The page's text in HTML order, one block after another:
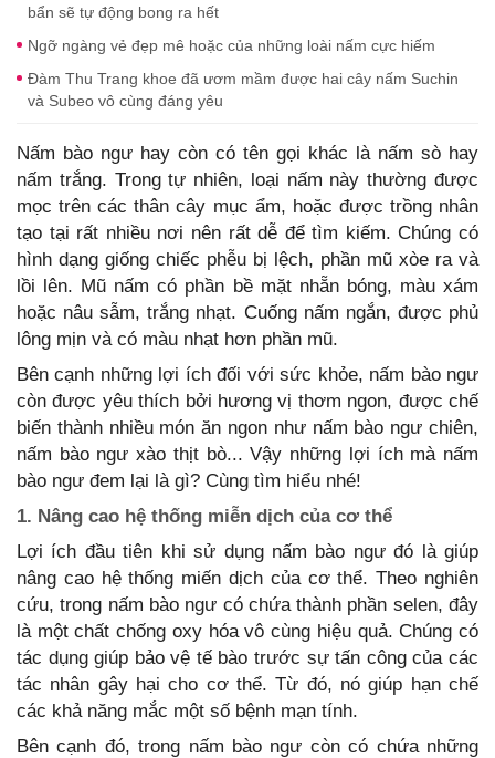
bẩn sẽ tự động bong ra hết
Ngỡ ngàng vẻ đẹp mê hoặc của những loài nấm cực hiếm
Đàm Thu Trang khoe đã ươm mầm được hai cây nấm Suchin
và Subeo vô cùng đáng yêu
Nấm bào ngư hay còn có tên gọi khác là nấm sò hay
nấm trắng. Trong tự nhiên, loại nấm này thường được
mọc trên các thân cây mục ẩm, hoặc được trồng nhân
tạo tại rất nhiều nơi nên rất dễ để tìm kiếm. Chúng có
hình dạng giống chiếc phễu bị lệch, phần mũ xòe ra và
lồi lên. Mũ nấm có phần bề mặt nhẵn bóng, màu xám
hoặc nâu sẫm, trắng nhạt. Cuống nấm ngắn, được phủ
lông mịn và có màu nhạt hơn phần mũ.
Bên cạnh những lợi ích đối với sức khỏe, nấm bào ngư
còn được yêu thích bởi hương vị thơm ngon, được chế
biến thành nhiều món ăn ngon như nấm bào ngư chiên,
nấm bào ngư xào thịt bò... Vậy những lợi ích mà nấm
bào ngư đem lại là gì? Cùng tìm hiểu nhé!
1. Nâng cao hệ thống miễn dịch của cơ thể
Lợi ích đầu tiên khi sử dụng nấm bào ngư đó là giúp
nâng cao hệ thống miến dịch của cơ thể. Theo nghiên
cứu, trong nấm bào ngư có chứa thành phần selen, đây
là một chất chống oxy hóa vô cùng hiệu quả. Chúng có
tác dụng giúp bảo vệ tế bào trước sự tấn công của các
tác nhân gây hại cho cơ thể. Từ đó, nó giúp hạn chế
các khả năng mắc một số bệnh mạn tính.
Bên cạnh đó, trong nấm bào ngư còn có chứa những